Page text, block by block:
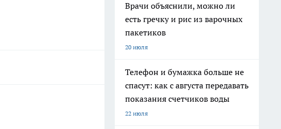
Врачи объяснили, можно ли
есть гречку и рис из варочных
пакетиков
20 июля
Телефон и бумажка больше не
спасут: как с августа передавать
показания счетчиков воды
22 июля